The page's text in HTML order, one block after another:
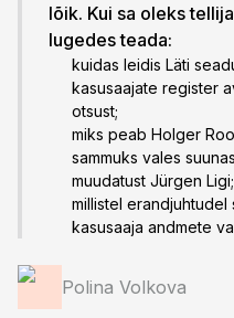
lõik. Kui sa oleks
lugedes teada:
kuidas leidis Läti
kasusaajate register
otsust;
miks peab Holger
sammuks vales
muudatust Jürgen Ligi;
millistel
kasusaaja andmete
Polina Volkova